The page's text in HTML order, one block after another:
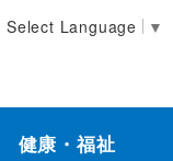
Select Language ▼
健康・福祉